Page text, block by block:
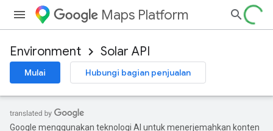
Maps Platform
Environment Solar API
Mulai Hubungi bagian penjualan
Google menggunakan teknologi AI untuk menerjemahkan konten